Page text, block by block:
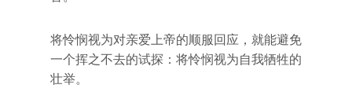
将怜悯视为对亲爱上帝的顺服回应，就能避免
一个挥之不去的试探：将怜悯视为自我牺牲的
壮举。